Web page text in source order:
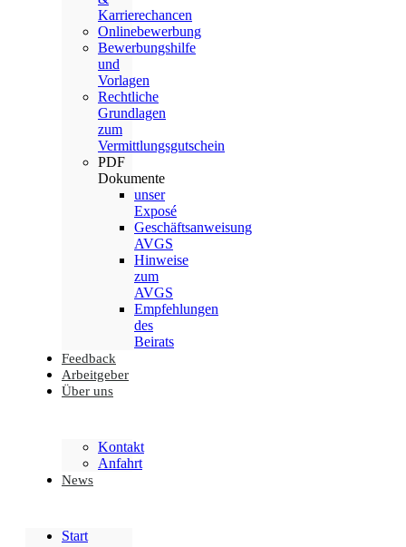
Karrierechancen
Onlinebewerbung
Bewerbungshilfe
und
Vorlagen
Rechtliche
Grundlagen
zum
Vermittlungsgutschein
PDF
Dokumente
unser
Exposé
Geschäftsanweisung
AVGS
Hinweise
zum
AVGS
Empfehlungen
des
Beirats
Feedback
Arbeitgeber
Über uns
Kontakt
Anfahrt
News
Start